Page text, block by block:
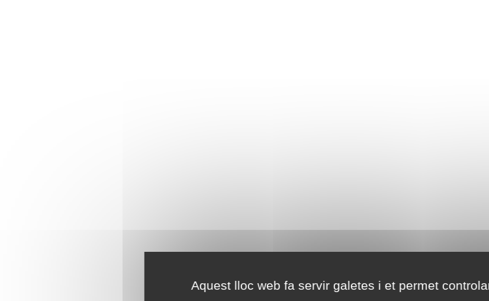
Aquest lloc web fa servir galetes i et permet